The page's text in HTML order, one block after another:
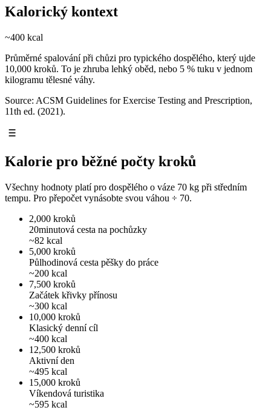
Kalorický kontext
~400 kcal
Průměrné spalování při chůzi pro typického dospělého, který ujde
10,000 kroků. To je zhruba lehký oběd, nebo 5 % tuku v jednom
kilogramu tělesné váhy.
Source: ACSM Guidelines for Exercise Testing and Prescription,
11th ed. (2021).
Kalorie pro běžné počty kroků
Všechny hodnoty platí pro dospělého o váze 70 kg při středním
tempu. Pro přepočet vynásobte svou váhou ÷ 70.
2,000 kroků
20minutová cesta na pochůzky
~82 kcal
5,000 kroků
Půlhodinová cesta pěšky do práce
~200 kcal
7,500 kroků
Začátek křivky přínosu
~300 kcal
10,000 kroků
Klasický denní cíl
~400 kcal
12,500 kroků
Aktivní den
~495 kcal
15,000 kroků
Víkendová turistika
~595 kcal